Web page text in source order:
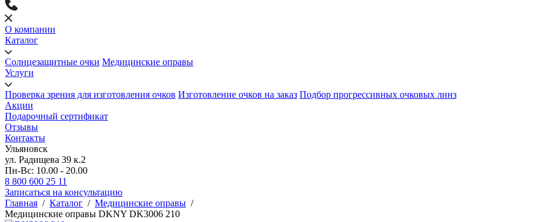
О компании
Каталог
Солнцезащитные очки Медицинские оправы
Услуги
Проверка зрения для изготовления очков Изготовление очков на заказ Подбор прогрессивных очковых линз
Акции
Подарочный сертификат
Отзывы
Контакты
Ульяновск
ул. Радищева 39 к.2
Пн-Вс: 10.00 - 20.00
8 800 600 25 11
Записаться на консультацию
Главная / Каталог / Медицинские оправы /
Медицинские оправы DKNY DK3006 210